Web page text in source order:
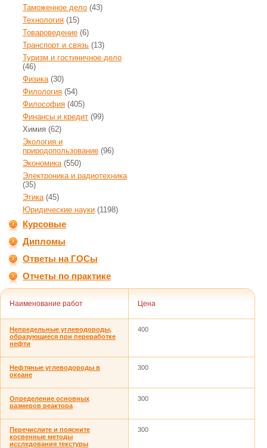
Таможенное дело (43)
Технология (15)
Товароведение (6)
Транспорт и связь (13)
Туризм и гостиничное дело
(46)
Физика(30)
Филология (54)
Философия (405)
Финансы и кредит (99)
Химия (62)
Экология и
природопользование (96)
Экономика(550)
Электроника и радиотехника
(35)
Этика(45)
Юридические науки (1198)
Курсовые
Дипломы
Ответы на ГОСы
Отчеты по практике
Наименование работ Цена
Непредельные углеводороды,
образующиеся при переработке
нефти
400
Нефтяные углеводороды в
океане
300
Определение основных
размеров реактора
300
Перечислите и поясните
косвенные методы
исследования текстуры
300